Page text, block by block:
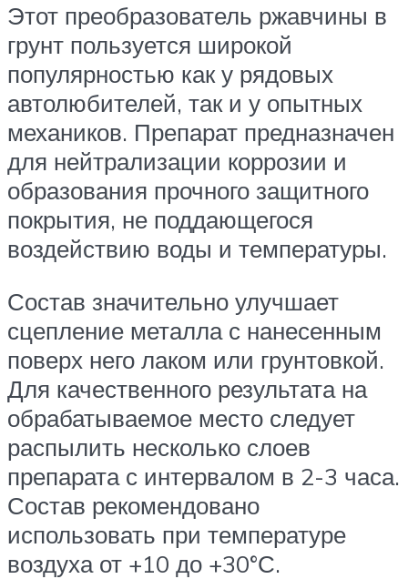
Этот преобразователь ржавчины в
грунт пользуется широкой
популярностью как у рядовых
автолюбителей, так и у опытных
механиков. Препарат предназначен
для нейтрализации коррозии и
образования прочного защитного
покрытия, не поддающегося
воздействию воды и температуры.
Состав значительно улучшает
сцепление металла с нанесенным
поверх него лаком или грунтовкой.
Для качественного результата на
обрабатываемое место следует
распылить несколько слоев
препарата с интервалом в 2-3 часа.
Состав рекомендовано
использовать при температуре
воздуха от +10 до +30°С.